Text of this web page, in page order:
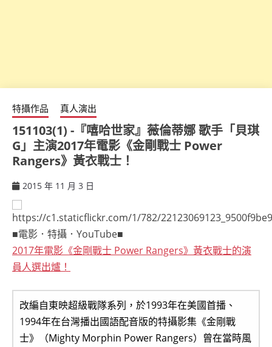
特攝作品 真人演出
151103(1) -『嘻哈世家』薇倫蒂娜 歌手「貝琪
G」主演2017年電影《金剛戰士 Power
Rangers》黃衣戰士！
2015 年 11 月 3 日
■電影．特攝．YouTube■
2017年電影《金剛戰士 Power Rangers》黃衣戰士的演
員人選出爐！
改編自東映超級戰隊系列，於1993年在美國首播、
1994年在台灣播出國語配音版的特攝影集《金剛戰
士》（Mighty Morphin Power Rangers）曾在當時風